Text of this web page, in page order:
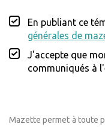
En publiant ce
générales de
J'accepte que
communiqués à
Mazette permet à toute